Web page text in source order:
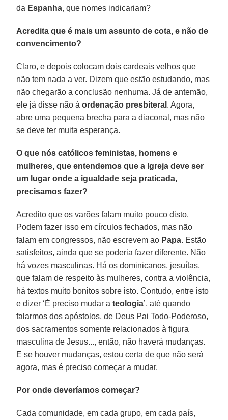
da Espanha, que nomes indicariam?
Acredita que é mais um assunto de cota, e não de
convencimento?
Claro, e depois colocam dois cardeais velhos que
não tem nada a ver. Dizem que estão estudando, mas
não chegarão a conclusão nenhuma. Já de antemão,
ele já disse não àordenação presbiteral . Agora,
abre uma pequena brecha para a diaconal, mas não
se deve ter muita esperança.
O que nós católicos feministas, homens e
mulheres, que entendemos que a Igreja deve ser
um lugar onde a igualdade seja praticada,
precisamos fazer?
Acredito que os varões falam muito pouco disto.
Podem fazer isso em círculos fechados, mas não
falam em congressos, não escrevem ao Papa. Estão
satisfeitos, ainda que se poderia fazer diferente. Não
há vozes masculinas. Há os dominicanos, jesuítas,
que falam de respeito às mulheres, contra a violência,
há textos muito bonitos sobre isto. Contudo, entre isto
e dizer ‘É preciso mudar ateologia’, até quando
falarmos dos apóstolos, de Deus Pai Todo-Poderoso,
dos sacramentos somente relacionados à figura
masculina de Jesus..., então, não haverá mudanças.
E se houver mudanças, estou certa de que não será
agora, mas é preciso começar a mudar.
Por onde deveríamos começar?
Cada comunidade, em cada grupo, em cada país,